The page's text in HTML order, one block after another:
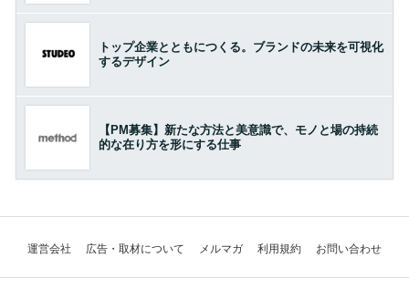
トップ企業とともにつくる。ブランドの未来を可視化
するデザイン
【PM募集】新たな方法と美意識で、モノと場の持続
的な在り方を形にする仕事
運営会社 広告・取材について メルマガ 利用規約 お問い合わせ